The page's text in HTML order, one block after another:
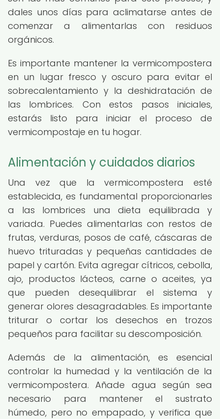
dales unos días para aclimatarse antes de
comenzar a alimentarlas con residuos
orgánicos.
Es importante mantener la vermicompostera
en un lugar fresco y oscuro para evitar el
sobrecalentamiento y la deshidratación de
las lombrices. Con estos pasos iniciales,
estarás listo para iniciar el proceso de
vermicompostaje en tu hogar.
Alimentación y cuidados diarios
Una vez que la vermicompostera esté
establecida, es fundamental proporcionarles
a las lombrices una dieta equilibrada y
variada. Puedes alimentarlas con restos de
frutas, verduras, posos de café, cáscaras de
huevo trituradas y pequeñas cantidades de
papel y cartón. Evita agregar cítricos, cebolla,
ajo, productos lácteos, carne o aceites, ya
que pueden desequilibrar el sistema y
generar olores desagradables. Es importante
triturar o cortar los desechos en trozos
pequeños para facilitar su descomposición.
Además de la alimentación, es esencial
controlar la humedad y la ventilación de la
vermicompostera. Añade agua según sea
necesario para mantener el sustrato
húmedo, pero no empapado, y verifica que